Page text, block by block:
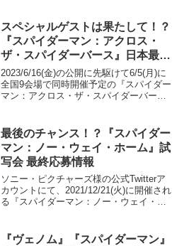
スペシャルゲストは果たして！？
『スパイダーマン：アクロス・
ザ・スパイダーバース』日本最速
試写会 レッドカーペット生配信
決定！！
2023/6/16(金)の公開に先駆けて6/5(月)に
全国9会場で同時開催予定の『スパイダー
マン：アクロス・ザ・スパイダーバー
最後のチャンス！？『スパイダー
マン：ノー・ウェイ・ホーム』試
写会 最終応募情報
ソニー・ピクチャーズ様の公式Twitterア
カウントにて、2021/12/21(火)に開催され
る『スパイダーマン：ノー・ウェイ・ホ
『ヴェノム』『スパイダーマン』